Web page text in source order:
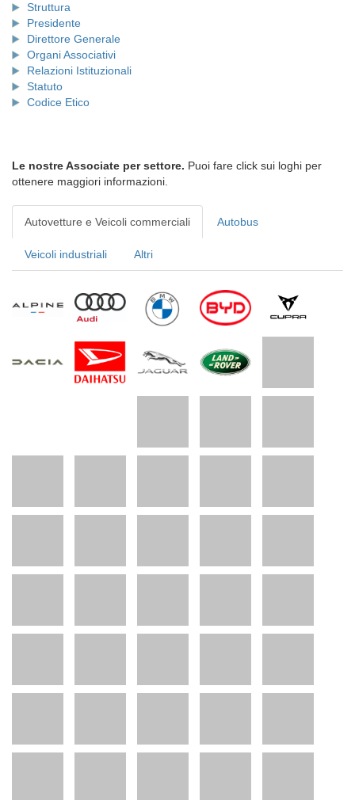
Struttura
Presidente
Direttore Generale
Organi Associativi
Relazioni Istituzionali
Statuto
Codice Etico
Le nostre Associate per settore. Puoi fare click sui loghi per
ottenere maggiori informazioni.
Autovetture e Veicoli commerciali Autobus
Veicoli industriali Altri